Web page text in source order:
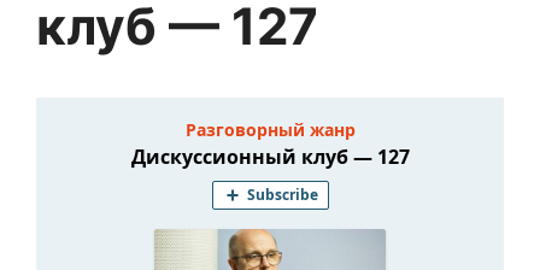
клуб — 127